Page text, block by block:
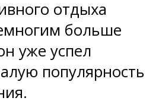
отдыха
больше
уже успел
популярность